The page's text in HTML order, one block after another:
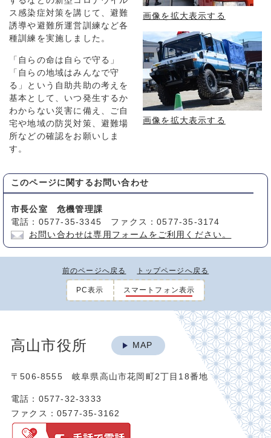
画像を拡大表示する
画像を拡大表示する
ス感染症対策を講じて、避難
誘導や避難所運営訓練など各
種訓練を実施しました。
「自らの命は自らで守る」
「自らの地域はみんなで守
る」という自助共助の考えを
基本として、いつ発生するか
わからない災害に備え、ご自
宅や地域の防災対策、避難場
所などの確認をお願いしま
す。
このページに関する お問い合わせ
市長公室 危機管理課
電話：0577-35-3345 ファクス：0577-35-3174
お問い合わせは専用フォームをご利用ください。
前のページへ戻る トップページへ戻る
PC表示 スマートフォン表示
高山市役所 MAP
〒506-8555 岐阜県高山市花岡町2丁目18番地
電話：0577-32-3333
ファクス：0577-35-3162